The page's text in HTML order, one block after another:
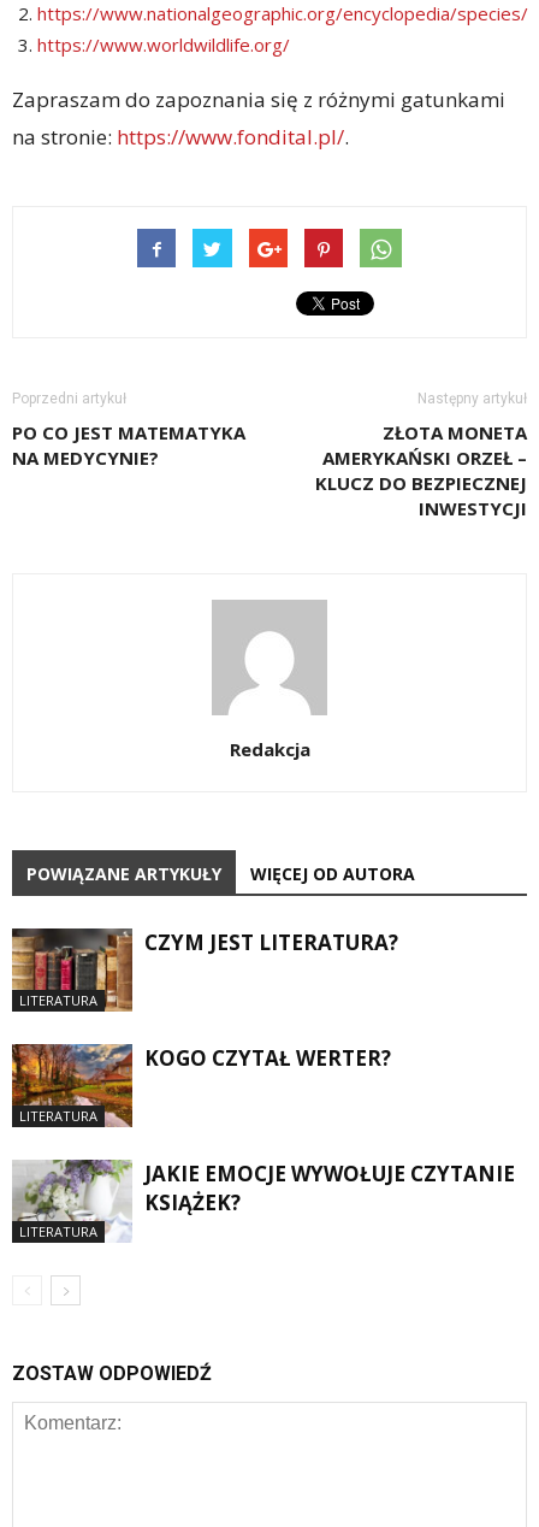
https://www.nationalgeographic.org/encyclopedia/species/
https://www.worldwildlife.org/
Zapraszam do zapoznania się z różnymi gatunkami
na stronie: https://www.fondital.pl/.
Poprzedni artykuł
PO CO JEST MATEMATYKA
NA MEDYCYNIE?
Następny artykuł
ZŁOTA MONETA
AMERYKAŃSKI ORZEŁ –
KLUCZ DO BEZPIECZNEJ
INWESTYCJI
Redakcja
POWIĄZANE ARTYKUŁY WIĘCEJ OD AUTORA
LITERATURA
CZYM JEST LITERATURA?
LITERATURA
KOGO CZYTAŁ WERTER?
LITERATURA
JAKIE EMOCJE WYWOŁUJE CZYTANIE
KSIĄŻEK?
ZOSTAW ODPOWIEDŹ